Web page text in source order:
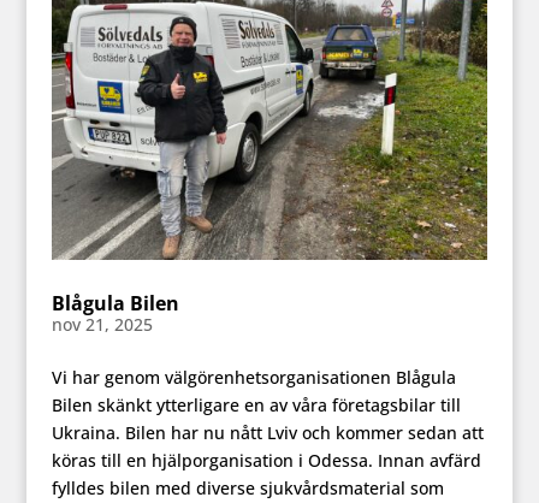
Blågula Bilen
nov 21, 2025
Vi har genom välgörenhetsorganisationen Blågula
Bilen skänkt ytterligare en av våra företagsbilar till
Ukraina. Bilen har nu nått Lviv och kommer sedan att
köras till en hjälporganisation i Odessa. Innan avfärd
fylldes bilen med diverse sjukvårdsmaterial som